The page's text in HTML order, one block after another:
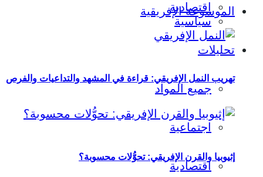
الموسوعة الإفريقية
تحليلات
جميع المواد
اجتماعية
اقتصادية
اقتصادية
سياسية
تهريب النمل الإفريقي: قراءة في المشهد والتداعيات والفرص
إثيوبيا والقرن الإفريقي: تحوُّلات محسوبة؟